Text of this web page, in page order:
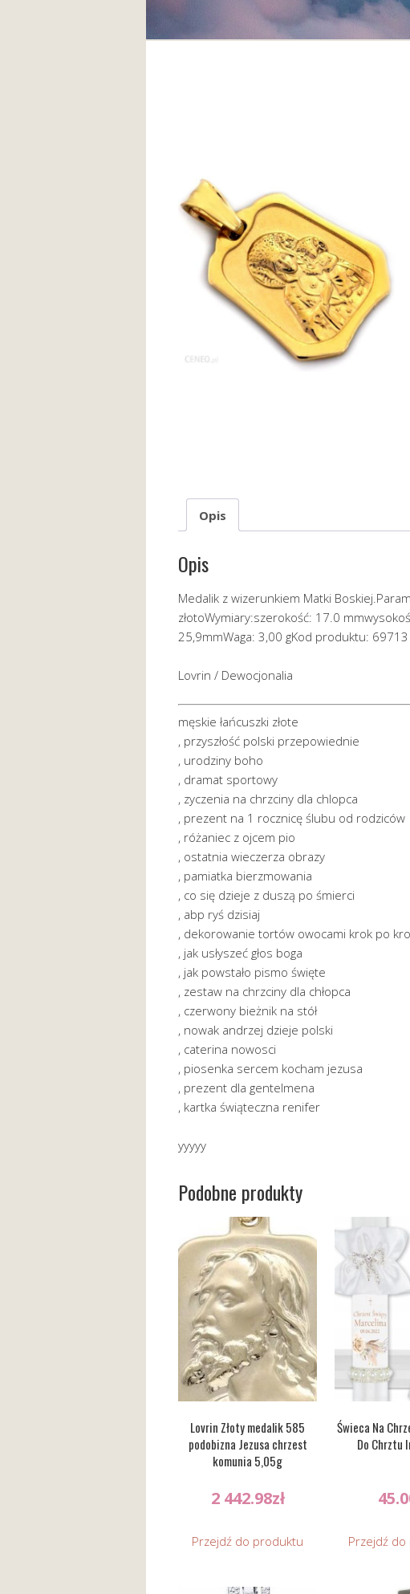
Opis
Opis
Medalik z wizerunkiem Matki
złotoWymiary:szerokość: 17.0
25,9mmWaga: 3,00 gKod produktu: 69713
Lovrin / Dewocjonalia
męskie łańcuszki złote
, przyszłość polski przepowiednie
, urodziny boho
, dramat sportowy
, zyczenia na chrzciny dla chlopca
, prezent na 1 rocznicę ślubu od rodziców
, różaniec z ojcem pio
, ostatnia wieczerza obrazy
, pamiatka bierzmowania
, co się dzieje z duszą po śmierci
, abp ryś dzisiaj
, dekorowanie tortów owocami krok po
, jak usłyszeć głos boga
, jak powstało pismo święte
, zestaw na chrzciny dla chłopca
, czerwony bieżnik na stół
, nowak andrzej dzieje polski
, caterina nowosci
, piosenka sercem kocham jezusa
, prezent dla gentelmena
, kartka świąteczna renifer
yyyyy
Podobne produkty
Lovrin Złoty medalik 585
podobizna Jezusa chrzest
komunia 5,05g
2 442.98zł
Przejdź do produktu
Świeca Na
Do Chrztu
Przejdź